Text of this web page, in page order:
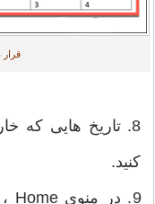
قرار
8. تاریخ هایی که
کنید.